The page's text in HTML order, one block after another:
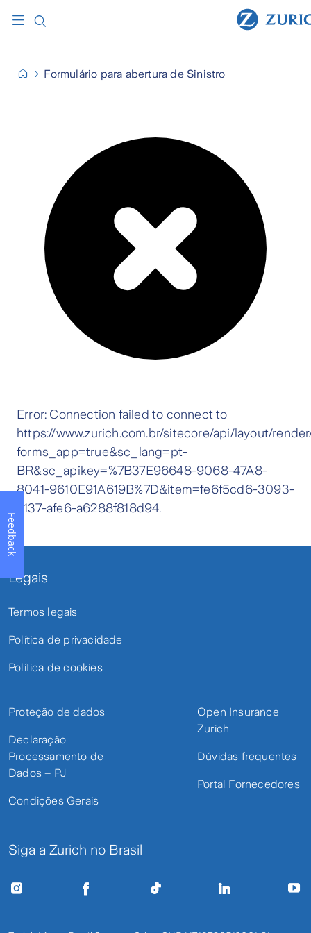
Formulário para abertura de Sinistro
Legais
Termos legais
Política de privacidade
Política de cookies
Proteção de dados
Declaração
Processamento de
Dados – PJ
Condições Gerais
Open Insurance
Zurich
Dúvidas frequentes
Portal Fornecedores
Siga a Zurich no Brasil
Feedback